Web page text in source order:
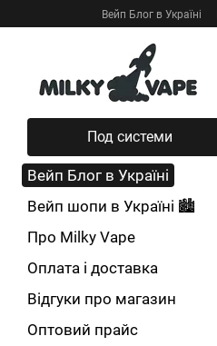
Перейти к основному контенту
Вейп Блог в Україні
Под системи
Вейп Блог в Україні
Вейп шопи в Україні 🏙️
Про Milky Vape
Оплата і доставка
Відгуки про магазин
Оптовий прайс